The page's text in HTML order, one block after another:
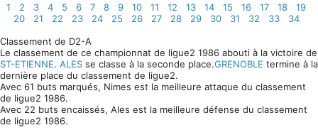
1
2 3 4 5 6 7 8 9 10 11 12 13 14 15 16 17 18
19
20
21 22 23 24 25 26 27 28 29 30 31 32 33
34
Classement de D2-A
Le classement de ce championnat de ligue2 1986 abouti à la victoire de
ST-ETIENNE. ALES se classe à la seconde place.GRENOBLE termine à la
dernière place du classement de ligue2.
Avec 61 buts marqués, Nimes est la meilleure attaque du classement
de ligue2 1986.
Avec 22 buts encaissés, Ales est la meilleure défense du classement
de ligue2 1986.